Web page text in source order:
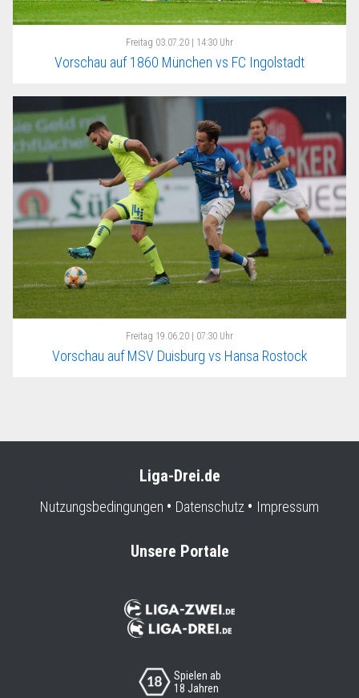
Freitag 03.07.20 | 14:30 Uhr
Vorschau auf 1860 München vs FC Ingolstadt
Freitag 19.06.20 | 07:30 Uhr
Vorschau auf MSV Duisburg vs Hansa Rostock
Liga-Drei.de
Nutzungsbedingungen Datenschutz Impressum
Unsere Portale
Spielen ab
18 Jahren